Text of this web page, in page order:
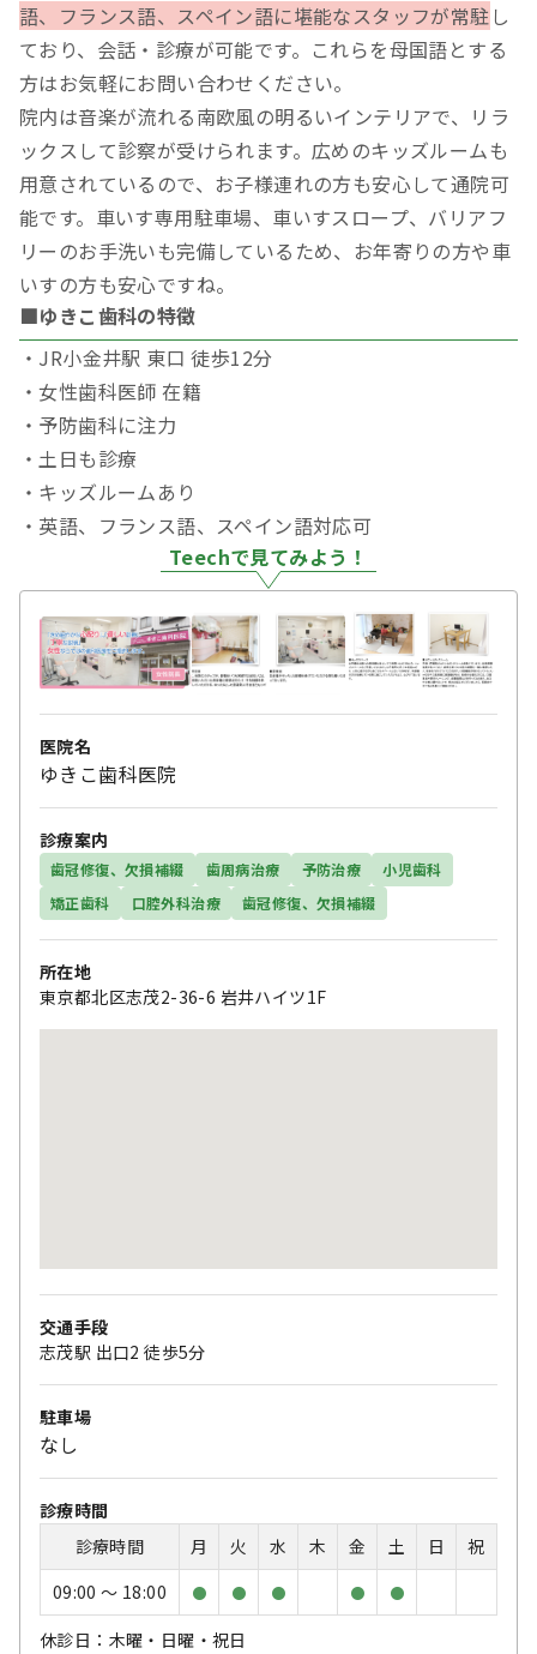
語、フランス語、スペイン語に堪能なスタッフが常駐 し
ており、会話・診療が可能です。これらを母国語とする
方はお気軽にお問い合わせください。
院内は音楽が流れる南欧風の明るいインテリアで、リラ
ックスして診察が受けられます。広めのキッズルームも
用意されているので、お子様連れの方も安心して通院可
能です。車いす専用駐車場、車いすスロープ、バリアフ
リーのお手洗いも完備しているため、お年寄りの方や車
いすの方も安心ですね。
■ゆきこ歯科の特徴
・JR小金井駅 東口 徒歩12分
・女性歯科医師 在籍
・予防歯科に注力
・土日も診療
・キッズルームあり
・英語、フランス語、スペイン語対応可
Teechで見てみよう！
医院名
ゆきこ歯科医院
診療案内
歯冠修復、欠損補綴 歯周病治療 予防治療
小児歯科
矯正歯科
口腔外科治療 歯冠修復、欠損補綴
所在地
東京都北区志茂2-36-6 岩井ハイツ1F
交通手段
志茂駅 出口2 徒歩5分
駐車場
なし
診療時間
診療時間
月 火 水 木 金 土 日
祝
09:00 〜 18:00
● ● ● ● ●
休診日：木曜・日曜・祝日